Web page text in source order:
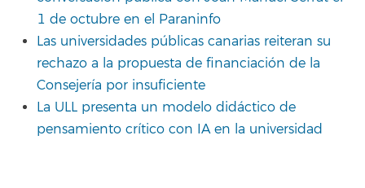
1 de octubre en el Paraninfo
Las universidades públicas canarias reiteran su
rechazo a la propuesta de financiación de la
Consejería por insuficiente
La ULL presenta un modelo didáctico de
pensamiento crítico con IA en la universidad